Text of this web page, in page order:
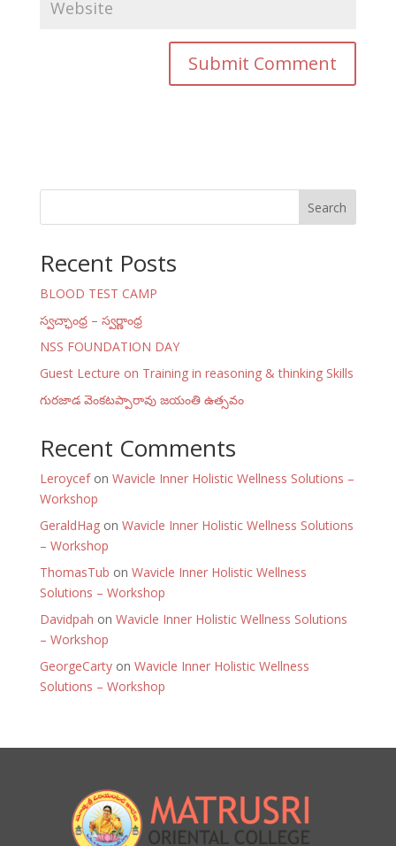
Search
Recent Posts
BLOOD TEST CAMP
స్వచ్ఛాంధ్ర – స్వర్ణాంధ్ర
NSS FOUNDATION DAY
Guest Lecture on Training in reasoning & thinking Skills
గురజాడ వెంకటప్పారావు జయంతి ఉత్సవం
Recent Comments
Leroycefon Wavicle Inner Holistic Wellness Solutions –
Workshop
GeraldHagon Wavicle Inner Holistic Wellness Solutions
– Workshop
ThomasTub on Wavicle Inner Holistic Wellness
Solutions – Workshop
Davidpah on Wavicle Inner Holistic Wellness Solutions
– Workshop
GeorgeCartyon Wavicle Inner Holistic Wellness
Solutions – Workshop